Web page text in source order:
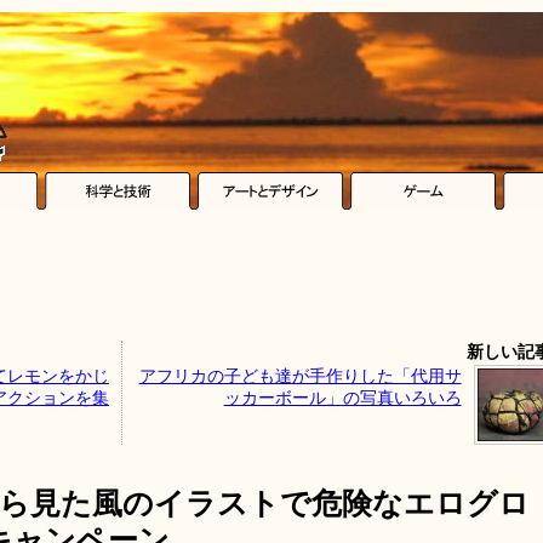
レモンをかじ
クションを集
新しい記
アフリカの子ども達が手作りした「代用サ
ッカーボール」の写真いろいろ
見た風のイラストで危険なエログロ